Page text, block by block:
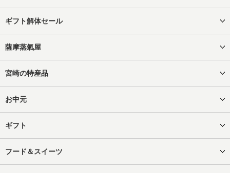
ギフト解体セール
薩摩蒸氣屋
宮崎の特産品
お中元
ギフト
フード＆スイーツ